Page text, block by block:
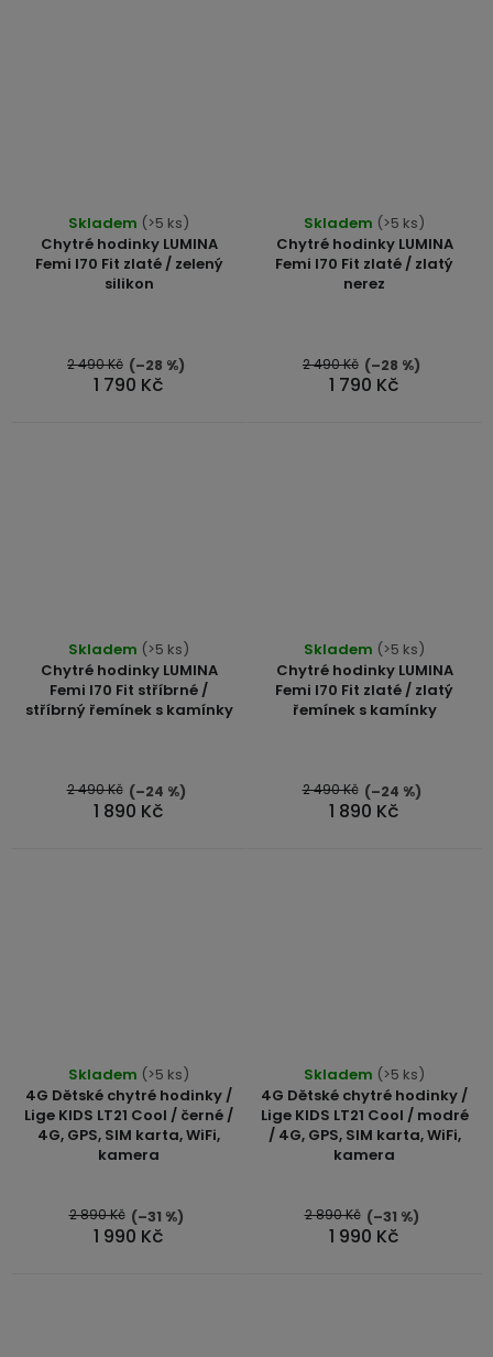
Chytré hodinky LUMINA
Femi I70 Fit zlaté / zelený
silikon
Skladem (>5 ks)
1 790 Kč
2 490 Kč (–28 %)
Chytré hodinky LUMINA
Femi I70 Fit zlaté / zlatý
nerez
hodnocení
produktu
je
5
hvězdiček.
Skladem (>5 ks)
1 790 Kč
2 490 Kč (–28 %)
Chytré hodinky LUMINA
Femi I70 Fit stříbrné /
stříbrný řemínek s kamínky
Skladem (>5 ks)
1 890 Kč
2 490 Kč (–24 %)
Chytré hodinky LUMINA
Femi I70 Fit zlaté / zlatý
řemínek s kamínky
Skladem (>5 ks)
1 890 Kč
2 490 Kč (–24 %)
4G Dětské chytré hodinky /
Lige KIDS LT21 Cool / černé /
4G, GPS, SIM karta, WiFi,
kamera
Skladem (>5 ks)
1 990 Kč
2 890 Kč (–31 %)
4G Dětské chytré hodinky /
Lige KIDS LT21 Cool / modré
/ 4G, GPS, SIM karta, WiFi,
kamera
hodnocení
produktu
je
4,7
5
hvězdiček.
Skladem (>5 ks)
1 990 Kč
2 890 Kč (–31 %)